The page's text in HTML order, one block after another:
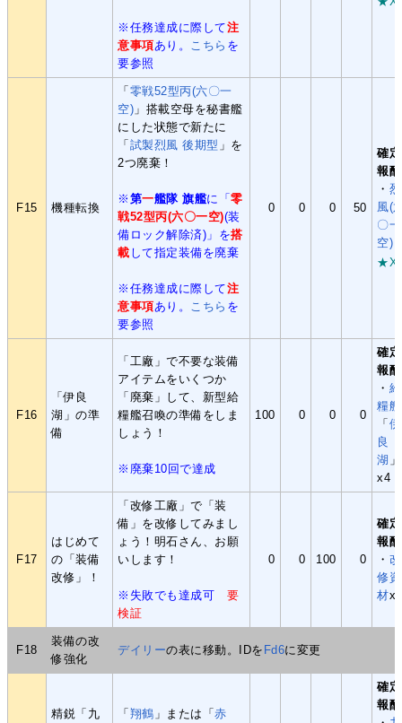
※任務達成に際して注
意事項あり。 こちら を
要参照
F15 機種転換
「零戦52型丙(六〇一
空) 」搭載空母を秘書艦
にした状態で新たに
「試製烈風 後期型 」を
2つ廃棄！
※ 第一艦隊 旗艦に「零
戦52型丙(六〇一空)(装
備ロック解除済)」を搭
載 して指定装備を廃棄
※任務達成に際して注
意事項あり。 こちら を
要参照
0 0 0 50
確定
報酬
・ 烈
風(
〇一
空)
★X
F16
「伊良
湖」の準
備
「工廠」で不要な装備
アイテムをいくつか
「廃棄」して、新型給
糧艦召喚の準備をしま
しょう！
※廃棄10回で達成
100 0 0 0
確定
報酬
・ 給
糧艦
「伊
良
湖 」
x4
F17
はじめて
の「装備
改修」！
「改修工廠」で「装
備」を改修してみまし
ょう！明石さん、お願
いします！
※失敗でも達成可
要
検証
0 0 100 0
確定
報酬
・ 改
修資
材x7
F18
装備の改
修強化
デイリーの表に移動。IDを Fd6に変更
精鋭「九 「翔鶴 」または「赤
確定
報酬